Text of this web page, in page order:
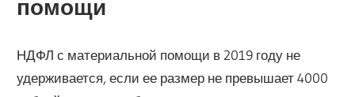
помощи
НДФЛ с материальной помощи в 2019 году не
удерживается, если ее размер не превышает 4000